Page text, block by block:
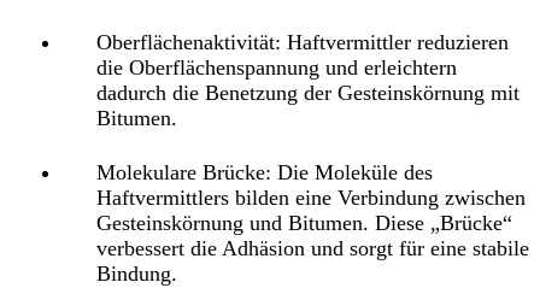
Oberflächenaktivität: Haftvermittler reduzieren
die Oberflächenspannung und erleichtern
dadurch die Benetzung der Gesteinskörnung mit
Bitumen.
Molekulare Brücke: Die Moleküle des
Haftvermittlers bilden eine Verbindung zwischen
Gesteinskörnung und Bitumen. Diese „Brücke“
verbessert die Adhäsion und sorgt für eine stabile
Bindung.